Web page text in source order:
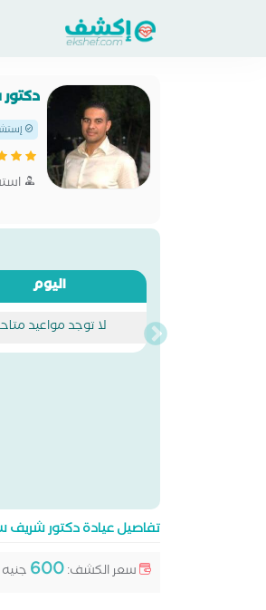
اليوم
لا توجد مواعيد
تفاصيل عيادة دكتور شريف
سعر الكشف:600 جنيه